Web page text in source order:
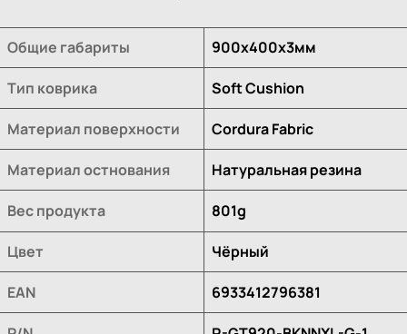
Общие габариты 900x400x3мм
Тип коврика Soft Cushion
Материал поверхности Cordura Fabric
Материал остнования Натуральная резина
Вес продукта 801g
Цвет Чёрный
EAN 6933412796381